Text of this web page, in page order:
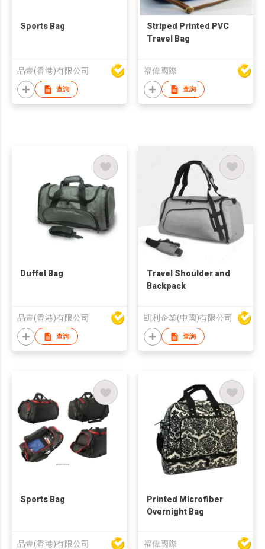
Sports Bag
品壹(香港)有限公司
查詢
Striped Printed PVC
Travel Bag
福偉國際
查詢
Duffel Bag
品壹(香港)有限公司
查詢
Travel Shoulder and
Backpack
凱利企業(中國)有限公司
查詢
Sports Bag
品壹(香港)有限公司
Printed Microfiber
Overnight Bag
福偉國際